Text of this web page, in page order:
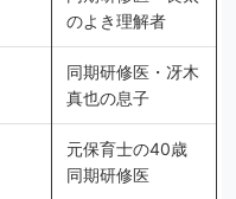
のよき理解者
同期研修医・冴木
真也の息子
元保育士の40歳
同期研修医